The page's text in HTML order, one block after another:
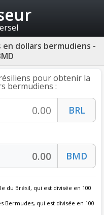
dollars bermudiens -
pour obtenir la
bermudiens :
du Brésil, qui est divisée en 100
Bermudes, qui est divisée en 100